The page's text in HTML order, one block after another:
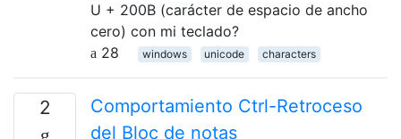
U + 200B (carácter de espacio de ancho
cero) con mi teclado?
28
windows unicode characters
2
Comportamiento Ctrl-Retroceso
del Bloc de notas